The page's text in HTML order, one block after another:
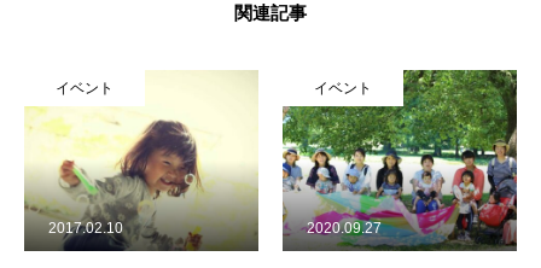
関連記事
イベント
2017.02.10
イベント
2020.09.27